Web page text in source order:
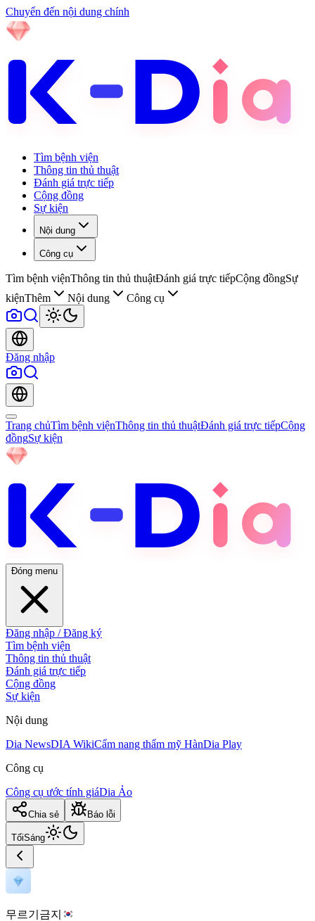
Chuyển đến nội dung chính
Tìm bệnh viện
Thông tin thủ thuật
Đánh giá trực tiếp
Cộng đồng
Sự kiện
Nội dung
Công cụ
Tìm bệnh việnThông tin thủ thuậtĐánh giá trực tiếpCộng đồngSự
kiệnThêm Nội dung Công cụ
Đăng nhập
Trang chủTìm bệnh việnThông tin thủ thuậtĐánh giá trực tiếpCộng
đồngSự kiện
Đóng menu
Đăng nhập / Đăng ký
Tìm bệnh viện
Thông tin thủ thuật
Đánh giá trực tiếp
Cộng đồng
Sự kiện
Nội dung
Dia NewsDIA WikiCẩm nang thẩm mỹ HànDia Play
Công cụ
Công cụ ước tính giáDia Ảo
Chia sẻ Báo lỗi
TốiSáng
무르기금지